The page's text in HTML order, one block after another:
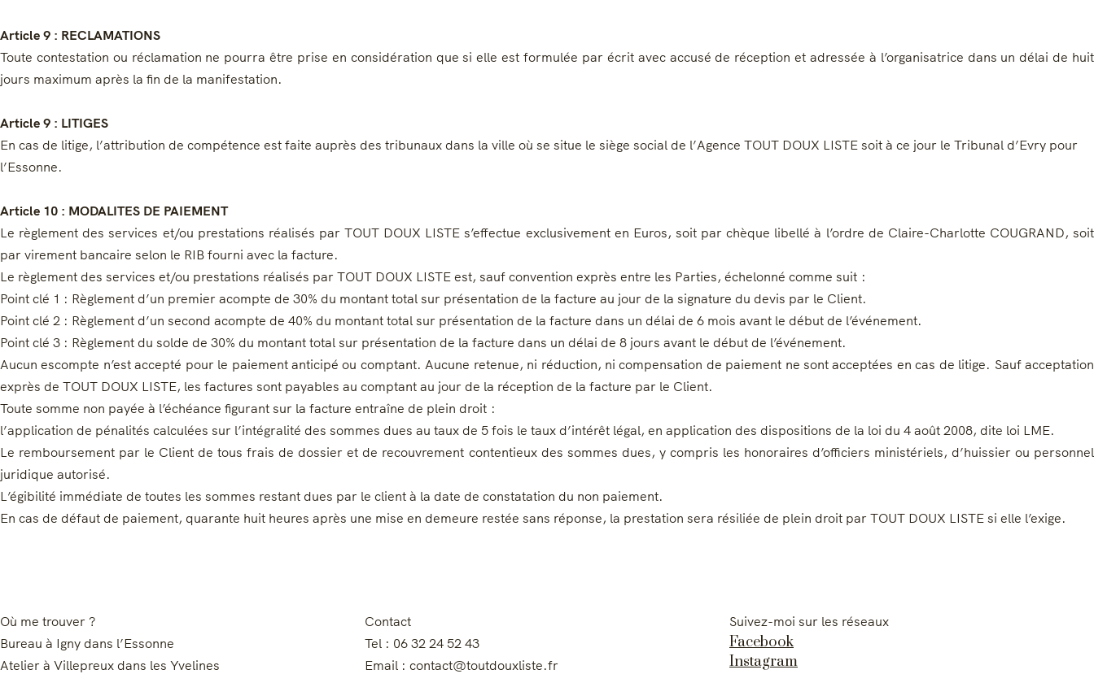
Article 9 : RECLAMATIONS
Toute contestation ou réclamation ne pourra être prise en considération que si elle est formulée par écrit avec accusé de réception et adressée à l’organisatrice dans un délai de huit
jours maximum après la fin de la manifestation.
Article 9 : LITIGES
En cas de litige, l’attribution de compétence est faite auprès des tribunaux dans la ville où se situe le siège social de l’Agence TOUT DOUX LISTE soit à ce jour le Tribunal d’Evry pour
l’Essonne.
Article 10 : MODALITES DE PAIEMENT
Le règlement des services et/ou prestations réalisés par TOUT DOUX LISTE s’effectue exclusivement en Euros, soit par chèque libellé à l’ordre de Claire-Charlotte COUGRAND, soit
par virement bancaire selon le RIB fourni avec la facture.
Le règlement des services et/ou prestations réalisés par TOUT DOUX LISTE est, sauf convention exprès entre les Parties, échelonné comme suit :
Point clé 1 : Règlement d’un premier acompte de 30% du montant total sur présentation de la facture au jour de la signature du devis par le Client.
Point clé 2 : Règlement d’un second acompte de 40% du montant total sur présentation de la facture dans un délai de 6 mois avant le début de l’événement.
Point clé 3 : Règlement du solde de 30% du montant total sur présentation de la facture dans un délai de 8 jours avant le début de l’événement.
Aucun escompte n’est accepté pour le paiement anticipé ou comptant. Aucune retenue, ni réduction, ni compensation de paiement ne sont acceptées en cas de litige. Sauf acceptation
exprès de TOUT DOUX LISTE, les factures sont payables au comptant au jour de la réception de la facture par le Client.
Toute somme non payée à l’échéance figurant sur la facture entraîne de plein droit :
l’application de pénalités calculées sur l’intégralité des sommes dues au taux de 5 fois le taux d’intérêt légal, en application des dispositions de la loi du 4 août 2008, dite loi LME.
Le remboursement par le Client de tous frais de dossier et de recouvrement contentieux des sommes dues, y compris les honoraires d’officiers ministériels, d’huissier ou personnel
juridique autorisé.
L’égibilité immédiate de toutes les sommes restant dues par le client à la date de constatation du non paiement.
En cas de défaut de paiement, quarante huit heures après une mise en demeure restée sans réponse, la prestation sera résiliée de plein droit par TOUT DOUX LISTE si elle l’exige.
Où me trouver ?
Bureau à Igny dans l’Essonne
Atelier à Villepreux dans les Yvelines
Contact
Tel : 06 32 24 52 43
Email : contact@toutdouxliste.fr
Suivez-moi sur les réseaux
Facebook
Instagram